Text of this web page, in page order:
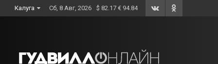
to
Калуга Сб, 8 Авг, 2026 $ 82.17 € 94.84